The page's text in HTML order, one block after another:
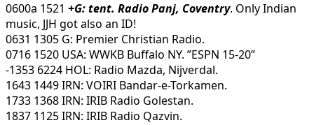
0600a 1521 +G: tent. Radio Panj, Coventry. Only Indian
music, JJH got also an ID!
0631 1305 G: Premier Christian Radio.
0716 1520 USA: WWKB Buffalo NY. ”ESPN 15-20”
-1353 6224 HOL: Radio Mazda, Nijverdal.
1643 1449 IRN: VOIRI Bandar-e-Torkamen.
1733 1368 IRN: IRIB Radio Golestan.
1837 1125 IRN: IRIB Radio Qazvin.